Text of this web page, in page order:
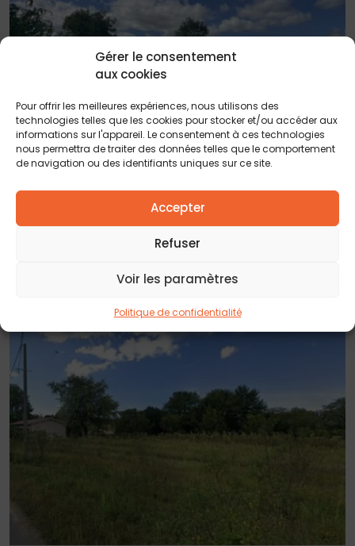
Gérer le consentement
aux cookies
Pour offrir les meilleures expériences, nous utilisons des
technologies telles que les cookies pour stocker et/ou accéder aux
informations sur l'appareil. Le consentement à ces technologies
nous permettra de traiter des données telles que le comportement
de navigation ou des identifiants uniques sur ce site.
Accepter
Refuser
Voir les paramètres
Politique de confidentialité
ILLATS, terrain de 800 m²